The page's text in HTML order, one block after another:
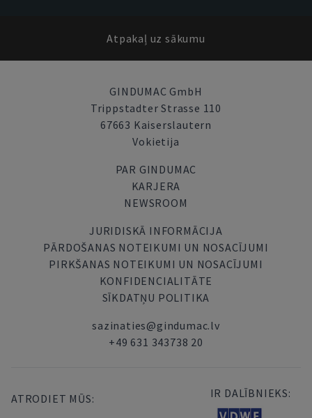
Atpakaļ uz sākumu
GINDUMAC GmbH
Trippstadter Strasse 110
67663 Kaiserslautern
Vokietija
PAR GINDUMAC
KARJERA
NEWSROOM
JURIDISKĀ INFORMĀCIJA
PĀRDOŠANAS NOTEIKUMI UN NOSACĪJUMI
PIRKŠANAS NOTEIKUMI UN NOSACĪJUMI
KONFIDENCIALITĀTE
SĪKDATŅU POLITIKA
sazinaties@gindumac.lv
+49 631 343738 20
ATRODIET MŪS: IR DALĪBNIEKS: